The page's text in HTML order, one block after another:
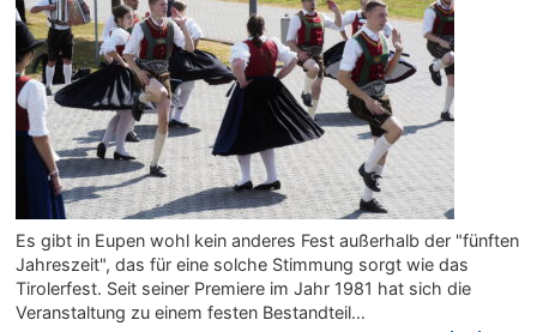
Es gibt in Eupen wohl kein anderes Fest außerhalb der "fünften
Jahreszeit", das für eine solche Stimmung sorgt wie das
Tirolerfest. Seit seiner Premiere im Jahr 1981 hat sich die
Veranstaltung zu einem festen Bestandteil…